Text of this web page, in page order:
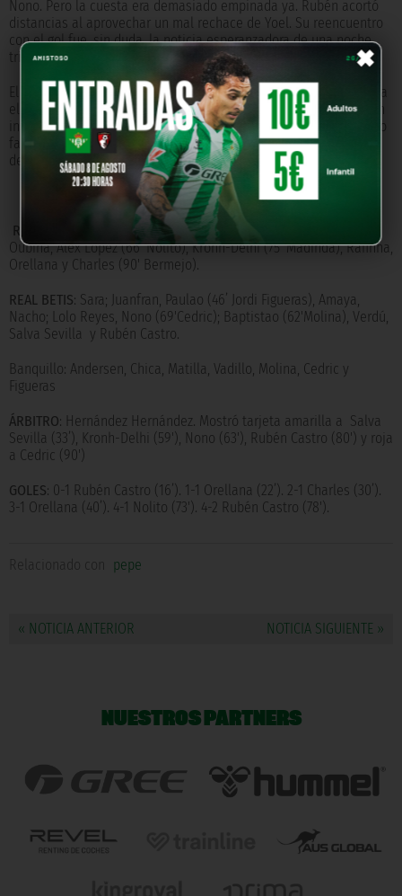
×
Nono. Pero la cuesta era demasiado empinada ya. Rubén acortó
distancias al aprovechar un mal rechace de Yoel. Su reencuentro
con el gol fue, sin duda, la noticia esperanzadora de una noche
triste.
El Betis, al menos no sacó la bandera blanca, y buscó el gol hasta
el final. Verdú, de falta, y Rubén, que se encontró esta vez con un
inspirado Yoel, animaron el tramo final de un partido en el que no
faltó actitud, pero sí más puntería y una mayor solvencia
defensiva.
REAL CLUB CELTA
: Yoel; Hugo Mallo, David Costas, Fontás, Jonny,
Oubiña, Álex López (66' Nolito), Krohn-Delhi (75' Madinda), Rafinha,
Orellana y Charles (90' Bermejo).
REAL BETIS: Sara; Juanfran, Paulao (46’ Jordi Figueras), Amaya,
Nacho; Lolo Reyes, Nono (69'Cedric); Baptistao (62'Molina), Verdú,
Salva Sevilla y Rubén Castro.
Banquillo: Andersen, Chica, Matilla, Vadillo, Molina, Cedric y
Figueras
ÁRBITRO: Hernández Hernández. Mostró tarjeta amarilla a Salva
Sevilla (33’), Kronh-Delhi (59'), Nono (63'), Rubén Castro (80') y roja
a Cedric (90')
GOLES: 0-1 Rubén Castro (16’). 1-1 Orellana (22’). 2-1 Charles (30’).
3-1 Orellana (40’). 4-1 Nolito (73'). 4-2 Rubén Castro (78').
Relacionado con pepe
« NOTICIA ANTERIOR NOTICIA SIGUIENTE »
NUESTROS PARTNERS